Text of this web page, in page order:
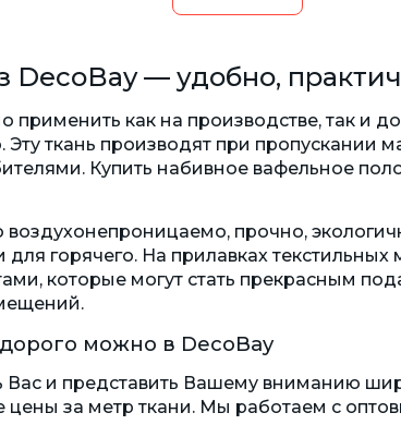
DecoBay — удобно,
как на производстве, так и
ткань производят при пропускании
Купить набивное вафельное
прочно,
горячего. На прилавках
которые могут стать прекрасным
можно в DecoBay
Вас и представить Вашему вниманию
цены за метр ткани. Мы работаем с